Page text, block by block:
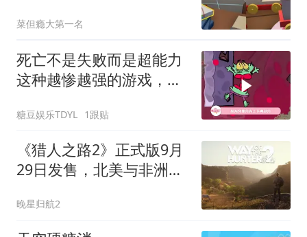
菜但瘾大第一名
死亡不是失败而是超能力
这种越惨越强的游戏，太
糖豆娱乐TDYL 1跟贴
《猎人之路2》正式版9月
29日发售，北美与非洲狩
晚星归航2